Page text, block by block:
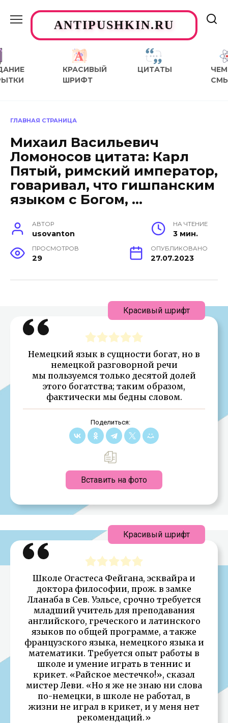
содержаниюANTIPUSHKIN.RU
КРАСИВЫЙ
ШРИФТ
ЦИТАТЫ
ЧЕМ
ГЛАВНАЯ СТРАНИЦА
Михаил Васильевич
Ломоносов цитата: Карл
Пятый, римский император,
говаривал, что гишпанским
языком с Богом, …
АВТОР
usovanton
НА ЧТЕНИЕ
3 мин.
ПРОСМОТРОВ
29
ОПУБЛИКОВАНО
27.07.2023
Немецкий язык в сущности богат, но в
немецкой разговорной речи
мы пользуемся только десятой долей
этого богатства; таким образом,
фактически мы бедны словом.
Поделиться:
Вставить на фото
Красивый шрифт
Школе Огастеса Фейгана, эсквайра и
доктора философии, прож. в замке
Лланаба в Сев. Уэльсе, срочно требуется
младший учитель для преподавания
английского, греческого и латинского
языков по общей программе, а также
французского языка, немецкого языка и
математики. Требуется опыт работы в
школе и умение играть в теннис и
крикет. «Райское местечко!», сказал
мистер Леви. «Но я же не знаю ни слова
по-немецки, в школе не работал, в
жизни не играл в крикет, и у меня нет
рекомендаций.»
Красивый шрифт